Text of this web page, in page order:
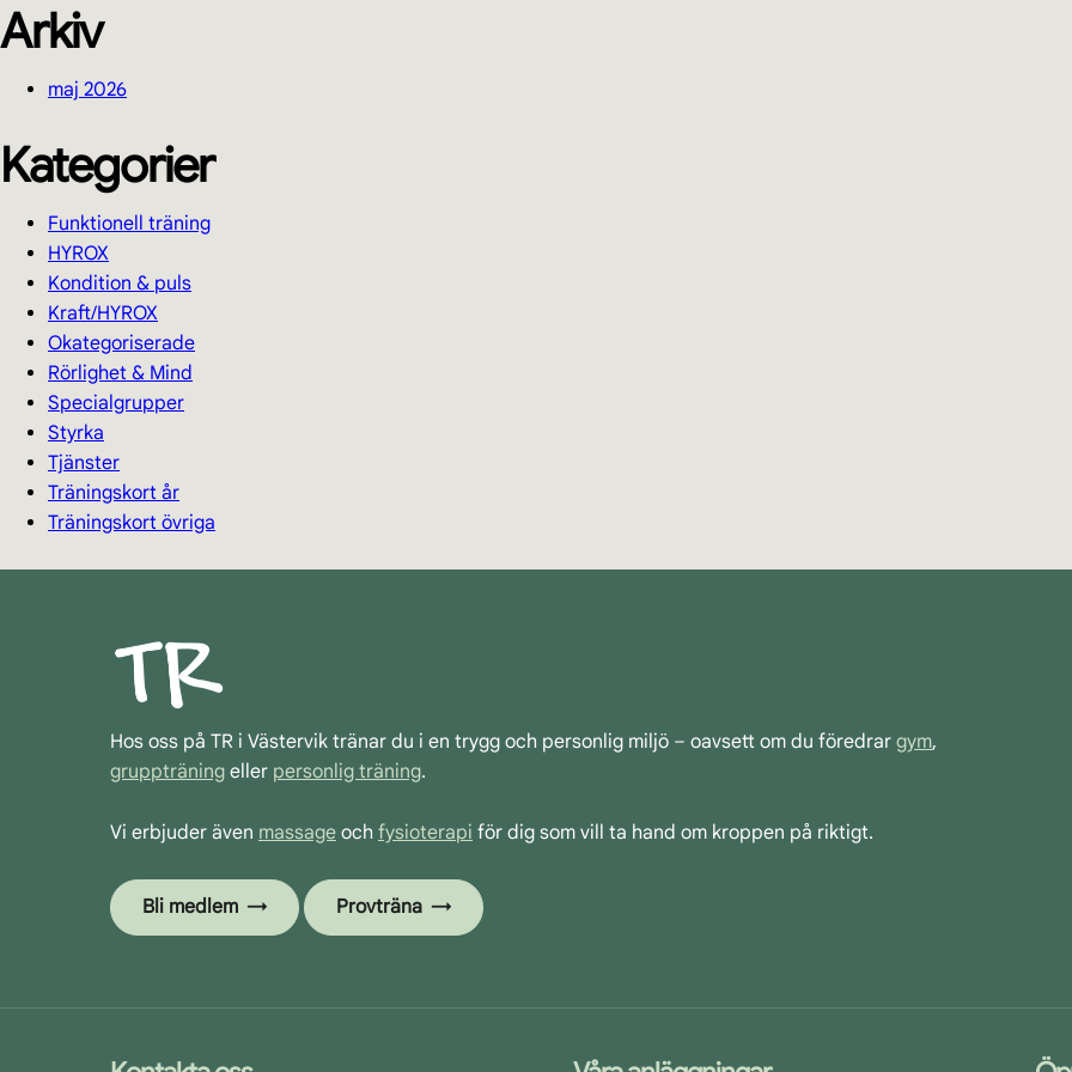
Arkiv
maj 2026
Kategorier
Funktionell träning
HYROX
Kondition & puls
Kraft/HYROX
Okategoriserade
Rörlighet & Mind
Specialgrupper
Styrka
Tjänster
Träningskort år
Träningskort övriga
Hos oss på TR i Västervik tränar du i en trygg och personlig miljö – oavsett om du föredrar gym,
gruppträning eller personlig träning.
Vi erbjuder även massage och fysioterapi för dig som vill ta hand om kroppen på riktigt.
Bli medlem Provträna